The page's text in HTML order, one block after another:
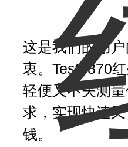
这是我们的用
衷。Testo870
轻便又不失测
求，实现快速
钱。